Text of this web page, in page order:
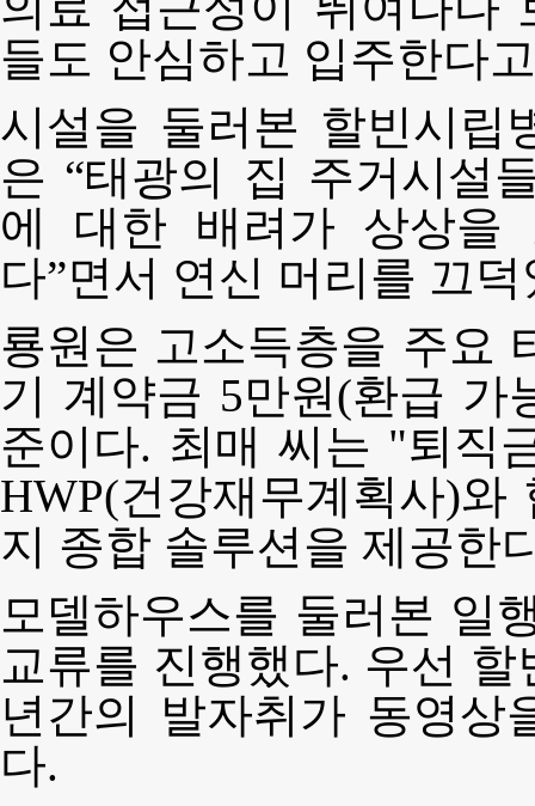
들도 안심하고 입주한다
시설을 둘러본 할빈시립
은 “태광의 집 주거시설
에 대한 배려가 상상을
다”면서 연신 머리를 끄
룡원은 고소득층을 주요
기 계약금 5만원(환급 가
준이다. 최매 씨는 "퇴직
HWP(건강재무계획사)
지 종합 솔루션을 제공한
모델하우스를 둘러본 일
교류를 진행했다. 우선
년간의 발자취가 동영상
다.